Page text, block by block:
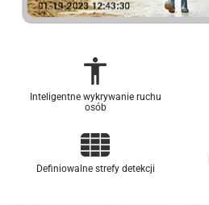
Inteligentne wykrywanie ruchu
osób
Definiowalne strefy detekcji